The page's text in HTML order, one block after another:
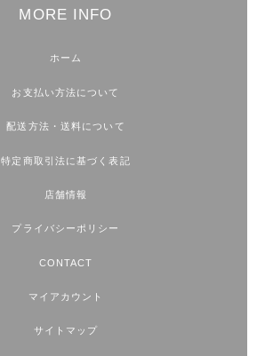
MORE INFO
ホーム
お支払い方法について
配送方法・送料について
特定商取引法に基づく表記
店舗情報
プライバシーポリシー
CONTACT
マイアカウント
サイトマップ